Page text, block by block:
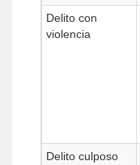
Delito con
violencia
Delito culposo